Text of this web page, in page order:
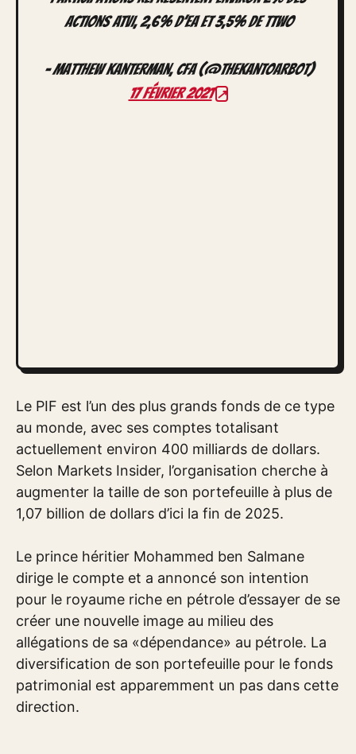
actions ATVI, 2,6% d’EA et 3,5% de TTWO
– Matthew Kanterman, CFA (@theKantoarbot)
17 février 2021
Le PIF est l’un des plus grands fonds de ce type
au monde, avec ses comptes totalisant
actuellement environ 400 milliards de dollars.
Selon Markets Insider, l’organisation cherche à
augmenter la taille de son portefeuille à plus de
1,07 billion de dollars d’ici la fin de 2025.
Le prince héritier Mohammed ben Salmane
dirige le compte et a annoncé son intention
pour le royaume riche en pétrole d’essayer de se
créer une nouvelle image au milieu des
allégations de sa «dépendance» au pétrole. La
diversification de son portefeuille pour le fonds
patrimonial est apparemment un pas dans cette
direction.